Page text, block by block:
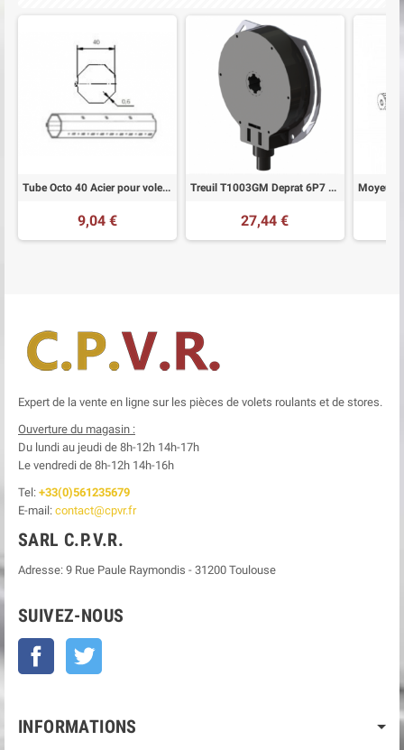
Tube Octo 40 Acier pour volet roulant sur mesure
9,04 €
Treuil T1003GM Deprat 6P7 X Cannelé
27,44 €
Expert de la vente en ligne sur les pièces de volets roulants et de stores.
Ouverture du magasin :
Du lundi au jeudi de 8h-12h 14h-17h
Le vendredi de 8h-12h 14h-16h
Tel: +33(0)561235679
E-mail: contact@cpvr.fr
SARL C.P.V.R.
Adresse: 9 Rue Paule Raymondis - 31200 Toulouse
SUIVEZ-NOUS
Facebook
INFORMATIONS